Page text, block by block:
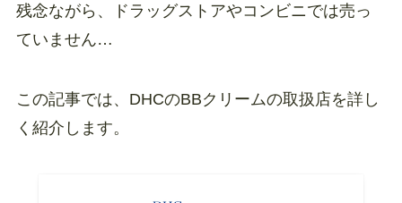
残念ながら、ドラッグストアやコンビニでは売っ
ていません…
この記事では、DHCのBBクリームの取扱店を詳し
く紹介します。